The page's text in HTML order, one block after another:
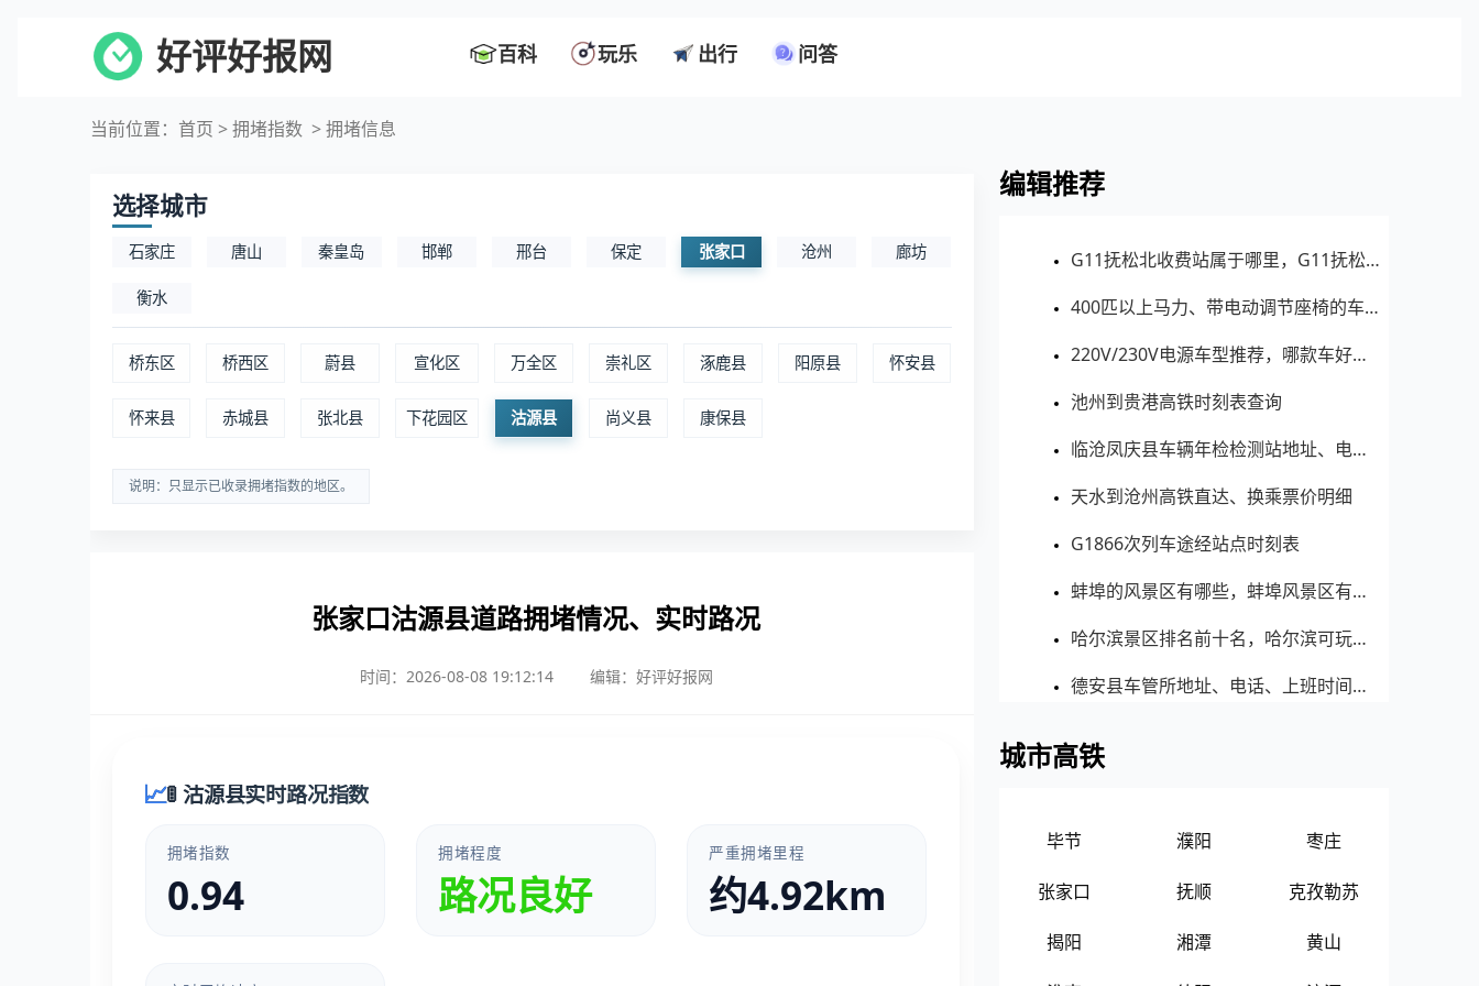
好评好报网 百科 玩乐 出行 问答
当前位置： 首页 >拥堵指数 > 拥堵信息
选择城市
石家庄 唐山 秦皇岛 邯郸 邢台 保定 张家口 沧州 廊坊
衡水
桥东区 桥西区 蔚县 宣化区 万全区 崇礼区 涿鹿县 阳原县 怀安县
怀来县 赤城县 张北县 下花园区 沽源县 尚义县 康保县
说明：只显示已收录拥堵指数的地区。
张家口沽源县道路拥堵情况、实时路况
时间：2026-08-08 19:12:14 编辑：好评好报网
🚦 沽源县实时路况指数
拥堵指数
0.94
拥堵程度
路况良好
严重拥堵里程
约4.92km
编辑推荐
G11抚松北收费站属于哪里，G11抚松北收费站入口的详细地址
400匹以上马力、带电动调节座椅的车型有哪些？买哪款好？价格多少？
220V/230V电源车型推荐，哪款车好？价格多少？
池州到贵港高铁时刻表查询
临沧凤庆县车辆年检检测站地址、电话、上班时间
天水到沧州高铁直达、换乘票价明细
G1866次列车途经站点时刻表
蚌埠的风景区有哪些，蚌埠风景区有哪些景点
哈尔滨景区排名前十名，哈尔滨可玩的景点
德安县车管所地址、电话、上班时间、能处理违章吗
城市高铁
毕节 濮阳 枣庄
张家口 抚顺 克孜勒苏
揭阳 湘潭 黄山